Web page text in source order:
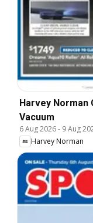
Harvey Norman
Vacuum
6 Aug 2026- 9 Aug
Harvey Norman